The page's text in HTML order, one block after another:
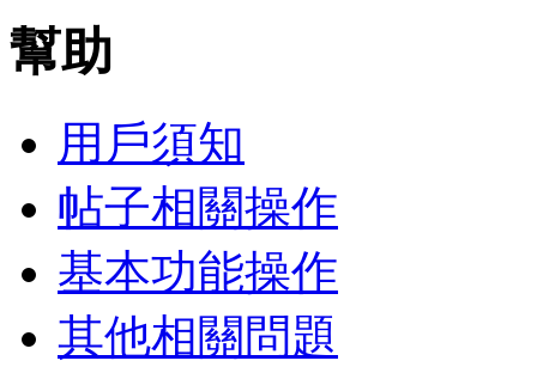
幫助
用戶須知
帖子相關操作
基本功能操作
其他相關問題